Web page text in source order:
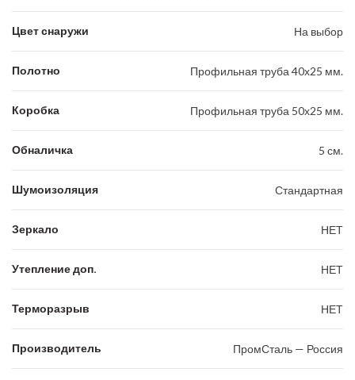
Цвет снаружи На выбор
Полотно Профильная труба 40х25 мм.
Коробка Профильная труба 50х25 мм.
Обналичка 5 см.
Шумоизоляция Стандартная
Зеркало НЕТ
Утепление доп. НЕТ
Терморазрыв НЕТ
Производитель ПромСталь — Россия